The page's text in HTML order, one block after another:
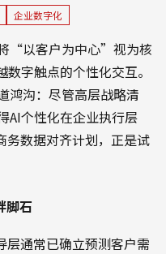
企业数字化
“以客户为中心”视为核
字触点的个性化交互。
鸿沟：尽管高层战略清
AI个性化在企业执行层
务数据对齐计划，正是试
脚石
层通常已确立预测客户需